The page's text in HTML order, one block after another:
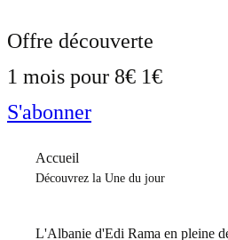
Offre découverte
1 mois pour 8€ 1€
S'abonner
Accueil
Découvrez la Une du jour
L'Albanie d'Edi Rama en pleine